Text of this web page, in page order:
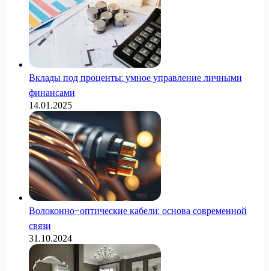
Вклады под проценты: умное управление личными
финансами
14.01.2025
Волоконно-оптические кабели: основа современной
связи
31.10.2024